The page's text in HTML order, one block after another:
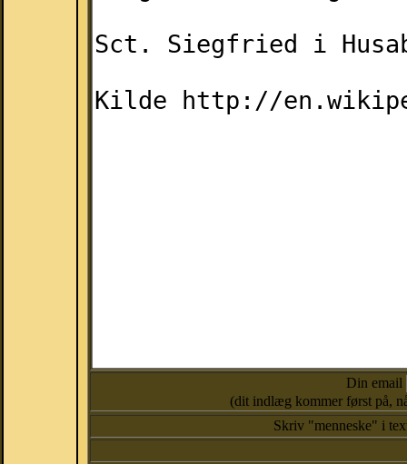
Din email
(dit indlæg kommer først på,
Skriv "menneske" i